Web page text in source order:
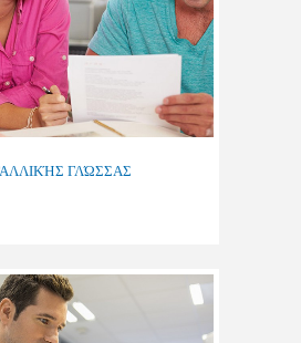
ΓΛΏΣΣΑΣ